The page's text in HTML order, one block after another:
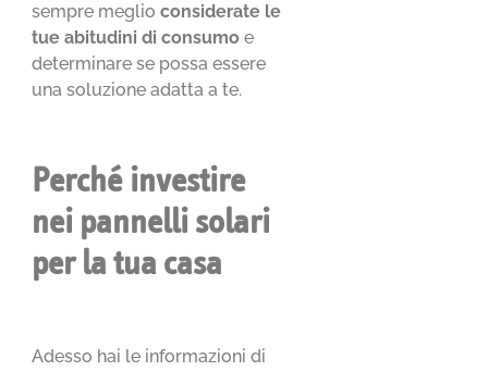
sempre meglioconsiderate le
tue abitudini di consumo e
determinare se possa essere
una soluzione adatta a te.
Perché investire
nei pannelli solari
per la tua casa
Adesso hai le informazioni di